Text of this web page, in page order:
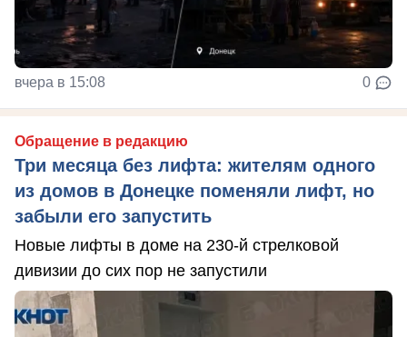
вчера в 15:08 0
Обращение в редакцию
Три месяца без лифта: жителям одного
из домов в Донецке поменяли лифт, но
забыли его запустить
Новые лифты в доме на 230-й стрелковой
дивизии до сих пор не запустили